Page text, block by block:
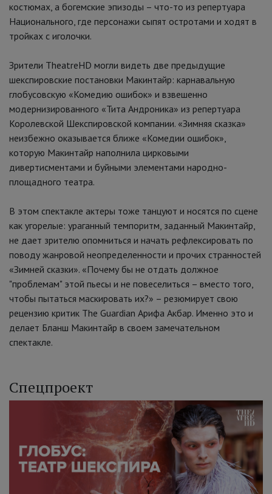
костюмах, а богемские эпизоды – что-то из репертуара
Национального, где персонажи сыпят остротами и ходят в
тройках с иголочки.
Зрители TheatreHD могли видеть две предыдущие
шекспировские постановки Макинтайр: карнавальную
глобусовскую «Комедию ошибок» и взвешенно
модернизированного «Тита Андроника» из репертуара
Королевской Шекспировской компании. «Зимняя сказка»
неизбежно оказывается ближе «Комедии ошибок»,
которую Макинтайр наполнила цирковыми
дивертисментами и буйными элементами народно-
площадного театра.
В этом спектакле актеры тоже танцуют и носятся по сцене
как угорелые: ураганный темпоритм, заданный Макинтайр,
не дает зрителю опомниться и начать рефлексировать по
поводу жанровой неопределенности и прочих странностей
«Зимней сказки». «Почему бы не отдать должное
"проблемам" этой пьесы и не повеселиться – вместо того,
чтобы пытаться маскировать их?» – резюмирует свою
рецензию критик The Guardian Арифа Акбар. Именно это и
делает Бланш Макинтайр в своем замечательном
спектакле.
Спецпроект